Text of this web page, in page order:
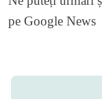
pe Google News